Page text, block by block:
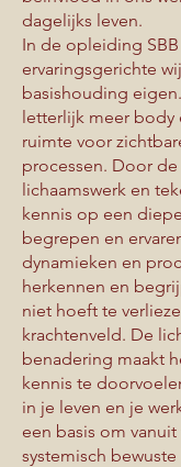
dagelijks leven.
In de opleiding
ervaringsgerichte
basishouding
letterlijk meer body
ruimte voor
processen. Door
lichaamswerk en
kennis op een
begrepen en
dynamieken en
herkennen en
niet hoeft te
krachtenveld. De
benadering maakt
kennis te
in je leven en je
een basis om
systemisch